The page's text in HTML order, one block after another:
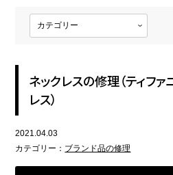
ネックレスの修理（ティファ
レス）
2021.04.03
カテゴリー： ブランド品の修理